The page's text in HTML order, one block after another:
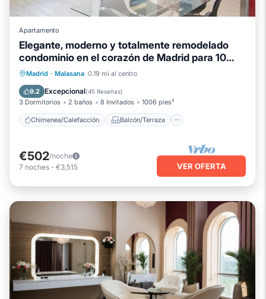
Apartamento
Elegante, moderno y totalmente remodelado
condominio en el corazón de Madrid para 10
personas.
Madrid · Malasana 0.19 mi al centro
9.2 Excepcional(45 Reseñas)
3 Dormitorios 2 baños 8 Invitados 1006 pies²
Chimenea/Calefacción Balcón/Terraza
Chimenea/Calefacción
Cocina
Aire acondicionado
€502/noche
7 noches - €3,515 VER OFERTA